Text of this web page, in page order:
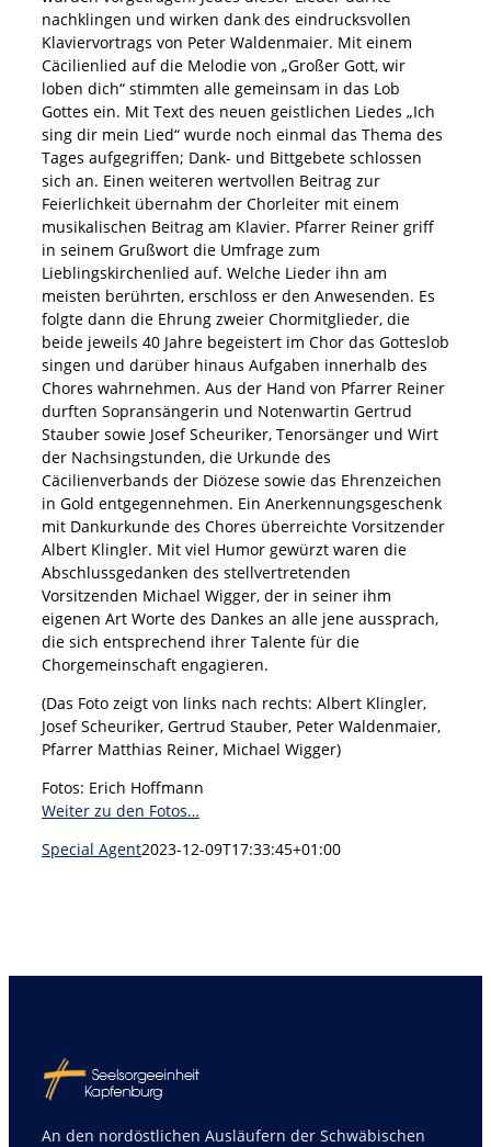
nachklingen und wirken dank des eindrucksvollen
Klaviervortrags von Peter Waldenmaier. Mit einem
Cäcilienlied auf die Melodie von „Großer Gott, wir
loben dich“ stimmten alle gemeinsam in das Lob
Gottes ein. Mit Text des neuen geistlichen Liedes „Ich
sing dir mein Lied“ wurde noch einmal das Thema des
Tages aufgegriffen; Dank- und Bittgebete schlossen
sich an. Einen weiteren wertvollen Beitrag zur
Feierlichkeit übernahm der Chorleiter mit einem
musikalischen Beitrag am Klavier. Pfarrer Reiner griff
in seinem Grußwort die Umfrage zum
Lieblingskirchenlied auf. Welche Lieder ihn am
meisten berührten, erschloss er den Anwesenden. Es
folgte dann die Ehrung zweier Chormitglieder, die
beide jeweils 40 Jahre begeistert im Chor das Gotteslob
singen und darüber hinaus Aufgaben innerhalb des
Chores wahrnehmen. Aus der Hand von Pfarrer Reiner
durften Sopransängerin und Notenwartin Gertrud
Stauber sowie Josef Scheuriker, Tenorsänger und Wirt
der Nachsingstunden, die Urkunde des
Cäcilienverbands der Diözese sowie das Ehrenzeichen
in Gold entgegennehmen. Ein Anerkennungsgeschenk
mit Dankurkunde des Chores überreichte Vorsitzender
Albert Klingler. Mit viel Humor gewürzt waren die
Abschlussgedanken des stellvertretenden
Vorsitzenden Michael Wigger, der in seiner ihm
eigenen Art Worte des Dankes an alle jene aussprach,
die sich entsprechend ihrer Talente für die
Chorgemeinschaft engagieren.
(Das Foto zeigt von links nach rechts: Albert Klingler,
Josef Scheuriker, Gertrud Stauber, Peter Waldenmaier,
Pfarrer Matthias Reiner, Michael Wigger)
Fotos: Erich Hoffmann
Weiter zu den Fotos…
Special Agent2023-12-09T17:33:45+01:00
An den nordöstlichen Ausläufern der Schwäbischen